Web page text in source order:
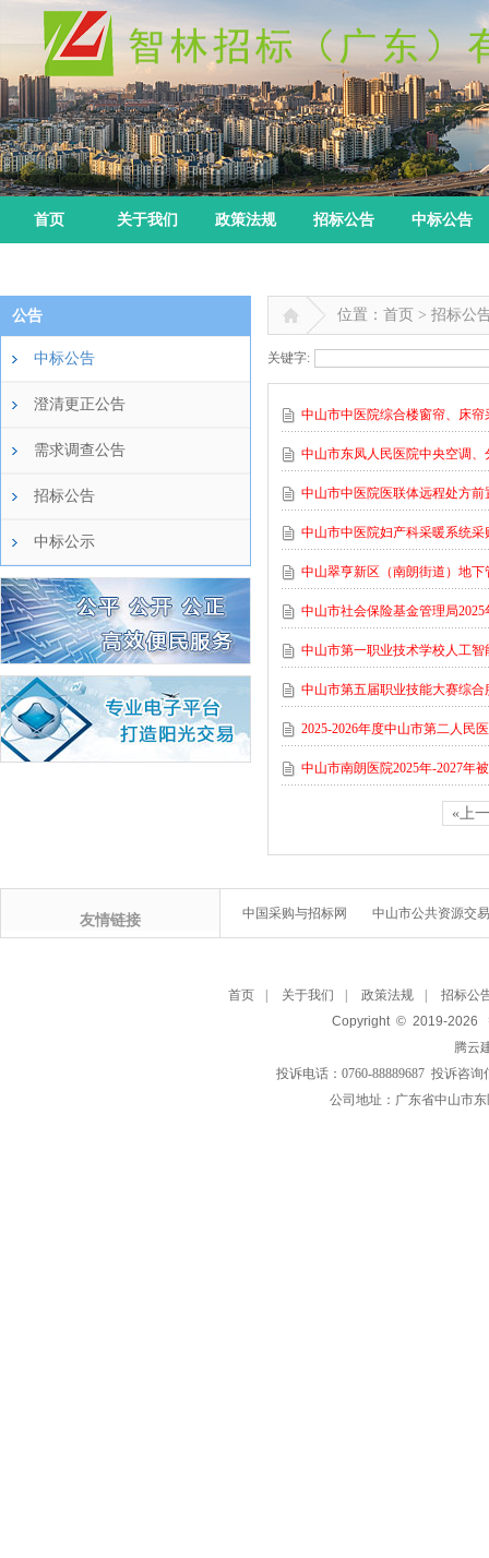
首页 关于我们 政策法规 招标公告 中标公告
公告
中标公告
澄清更正公告
需求调查公告
招标公告
中标公示
位置：首页 > 招标公
关键字:
中山市中医院综合楼窗帘、床
中山市东凤人民医院中央空调
中山市中医院医联体远程处方
中山市中医院妇产科采暖系统采
中山翠亨新区（南朗街道）地
中山市社会保险基金管理局
中山市第一职业技术学校人工
中山市第五届职业技能大赛综
2025-2026年度中山市第二人民
中山市南朗医院2025年-2027年
«上
友情链接 中国采购与招标网 中山市公共资源交
首页 关于我们 政策法规
招标公
Copyright © 2019-2026
腾云
投诉电话：0760-88889687 投诉咨
公司地址：广东省中山市